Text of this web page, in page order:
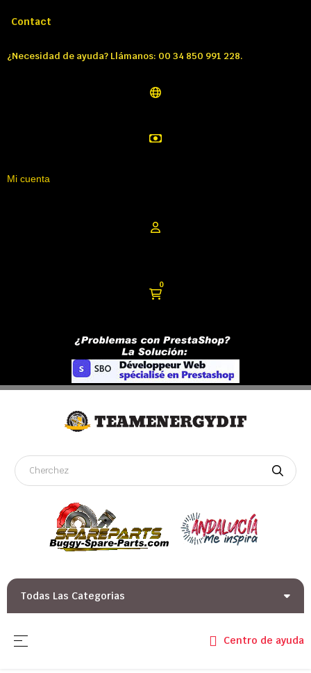
Contact
¿Necesidad de ayuda? Llámanos: 00 34 850 991 228.
Mi cuenta
0
Todas Las Categorias
Navegación de palanca
☰ Centro de ayuda